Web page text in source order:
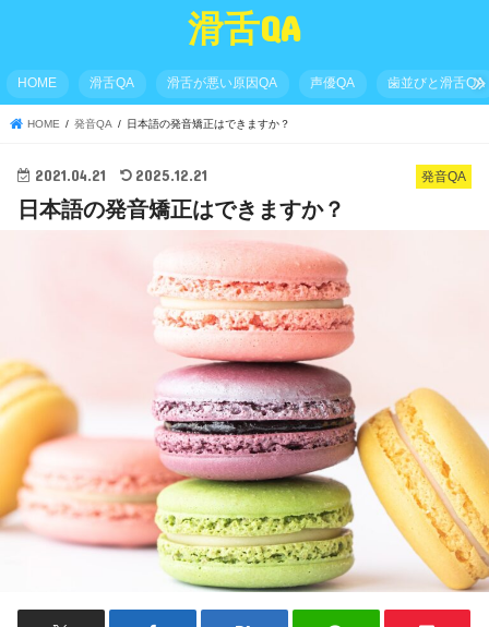
滑舌QA
HOME 滑舌QA 滑舌が悪い原因QA 声優QA 歯並びと滑舌QA
HOME 発音QA 日本語の発音矯正はできますか？
発音QA
2021.04.21 2025.12.21
日本語の発音矯正はできますか？